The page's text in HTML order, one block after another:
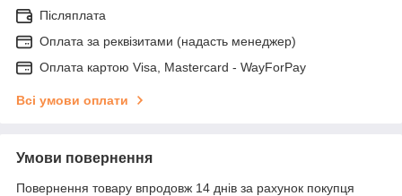
Післяплата
Оплата за реквізитами (надасть менеджер)
Оплата картою Visa, Mastercard - WayForPay
Всі умови оплати
Умови повернення
Повернення товару впродовж 14 днів за рахунок покупця